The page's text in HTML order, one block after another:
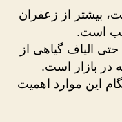
بیشتر از زعفران
است.
الیاف گیاهی از
در بازار است.
این موارد اهمیت